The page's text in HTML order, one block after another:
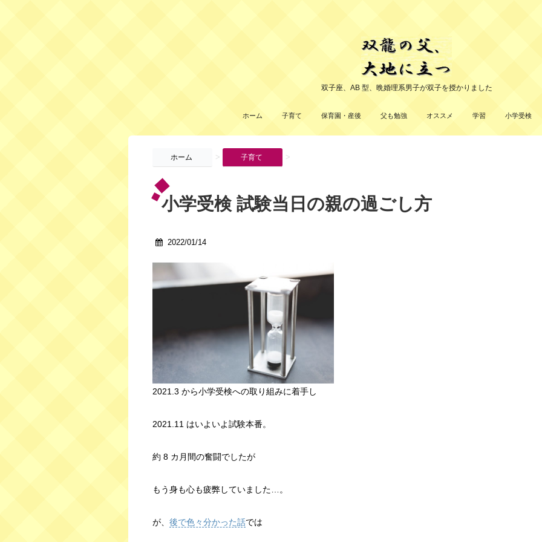
双子座、AB 型、晩婚理系男子が双子を授かりました
ホーム 子育て 保育園・産後 父も勉強 オススメ 学習 小学受検
ホーム > 子育て >
小学受検 試験当日の親の過ごし方
2022/01/14
2021.3 から小学受検への取り組みに着手し
2021.11 はいよいよ試験本番。
約 8 カ月間の奮闘でしたが
もう身も心も疲弊していました…。
が、 後で色々分かった話では